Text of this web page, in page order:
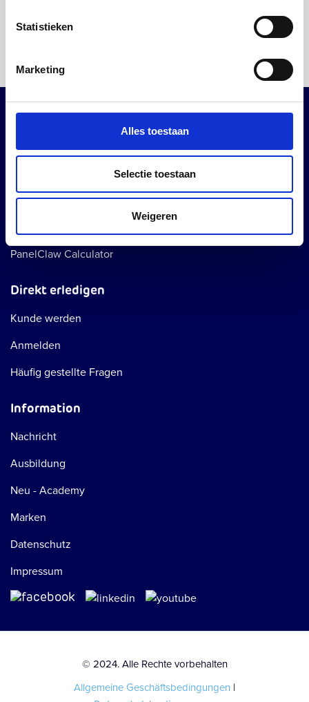
Statistieken
Marketing
Alles toestaan
Selectie toestaan
Weigeren
Ruf uns an unter +49 211 81 973 111
Beliebte Seiten
Schnell bestellen
Enphase-System Zubehör
Alle Enphase-Apps
PanelClaw Calculator
Direkt erledigen
Kunde werden
Anmelden
Häufig gestellte Fragen
Information
Nachricht
Ausbildung
Neu - Academy
Marken
Datenschutz
Impressum
© 2024. Alle Rechte vorbehalten
Allgemeine Geschäftsbedingungen |